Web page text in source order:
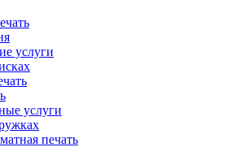
услуги
услуги
печать